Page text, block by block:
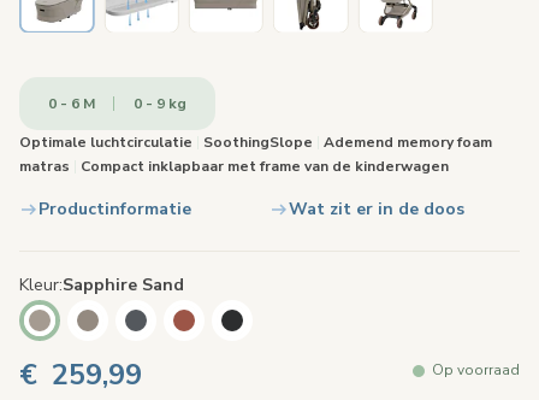
0 - 6 M
0 - 9 kg
Optimale luchtcirculatie
SoothingSlope
Ademend memory foam
matras
Compact inklapbaar met frame van de kinderwagen
Productinformatie Wat zit er in de doos
Kleur Sapphire Sand
€ 259,99 Op voorraad